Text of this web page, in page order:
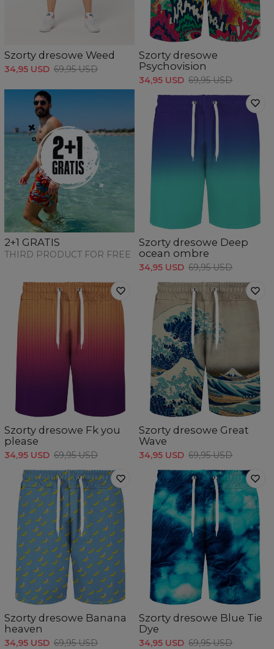
Szorty dresowe Weed
34,95 USD 69,95 USD
Szorty dresowe
Psychovision
34,95 USD 69,95 USD
2+1 GRATIS
THIRD PRODUCT FOR FREE
Szorty dresowe Deep
ocean ombre
34,95 USD 69,95 USD
Szorty dresowe Fk you
please
34,95 USD 69,95 USD
Szorty dresowe Great
Wave
34,95 USD 69,95 USD
Szorty dresowe Banana
heaven
34,95 USD 69,95 USD
Szorty dresowe Blue Tie
Dye
34,95 USD 69,95 USD